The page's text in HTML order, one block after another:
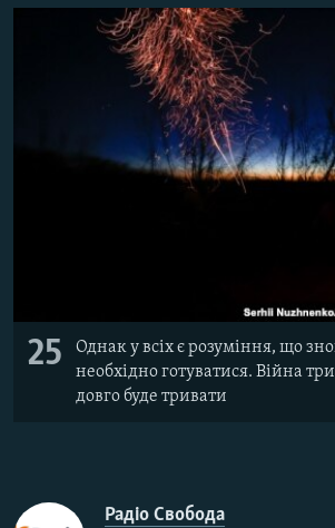
25
Однак у всіх є розуміння, що
необхідно готуватися. Війна
довго буде тривати
Радіо Свобода